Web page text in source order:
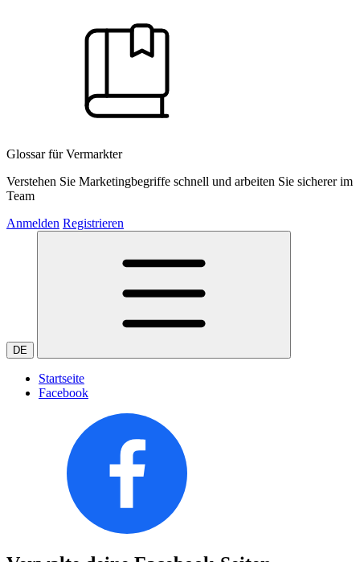
Glossar für Vermarkter
Verstehen Sie Marketingbegriffe schnell und arbeiten Sie sicherer im
Team
Anmelden Registrieren
DE
Startseite
Facebook